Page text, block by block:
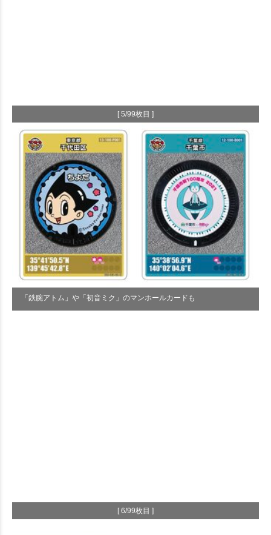
[ 5/99枚目 ]
「鉄腕アトム」や「初音ミク」のマンホールカードも
[ 6/99枚目 ]